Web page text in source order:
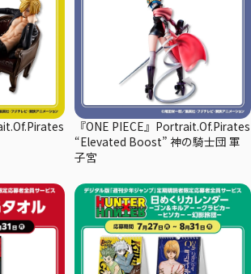
『ONE PIECE』Portrait.Of.Pirates
“Elevated Boost” 神の騎士団 軍
子宮